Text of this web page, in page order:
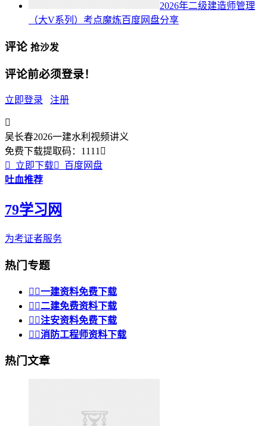
2026年二级建造师管理
（大V系列）考点魔炼百度网盘分享
评论 抢沙发
评论前必须登录！
立即登录 注册

吴长春2026一建水利视频讲义
免费下载提取码： 1111 

立即下载
百度网盘
吐血推荐
79学习网
为考证者服务
热门专题
 一建资料免费下载
 二建免费资料下载
 注安资料免费下载
 消防工程师资料下载
热门文章